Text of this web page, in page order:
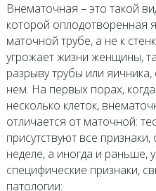
Внематочная – это такой
которой оплодотворенная
маточной трубе, а не к
угрожает жизни женщины,
разрыву трубы или
нем. На первых порах,
несколько клеток,
отличается от маточной:
присутствуют все
неделе, а иногда и
специфические признаки,
патологии: